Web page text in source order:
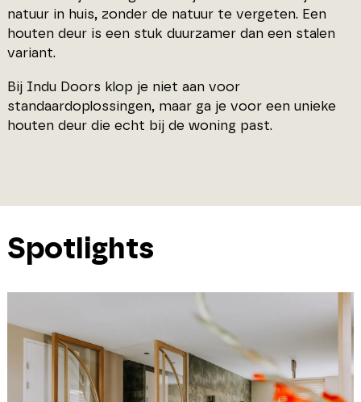
natuur in huis, zonder de natuur te vergeten. Een
houten deur is een stuk duurzamer dan een stalen
variant.
Bij Indu Doors klop je niet aan voor
standaardoplossingen, maar ga je voor een unieke
houten deur die echt bij de woning past.
Spotlights